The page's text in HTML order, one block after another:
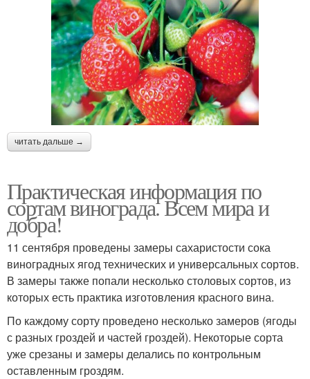
читать дальше →
Практическая информация по
сортам винограда. Всем мира и
добра!
11 сентября проведены замеры сахаристости сока
виноградных ягод технических и универсальных сортов.
В замеры также попали несколько столовых сортов, из
которых есть практика изготовления красного вина.
По каждому сорту проведено несколько замеров (ягоды
с разных гроздей и частей гроздей). Некоторые сорта
уже срезаны и замеры делались по контрольным
оставленным гроздям.